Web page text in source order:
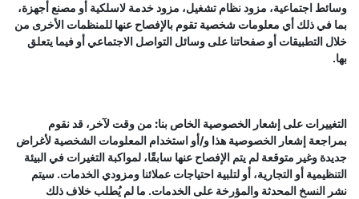
وسائط اجتماعية، مزود نظام تشغيل، مزود خدمة لاسلكية أو مصنع أجهزة،
بما في ذلك أي معلومات شخصية تقوم بالإفصاح عنها للمنظمات الأخرى من
خلال التطبيقات أو صفحاتنا على وسائل التواصل الاجتماعي أو فيما يتعلق
بها.
التغييرات على إشعار الخصوصية الخاص بنا: من وقت لآخر، قد نقوم
بمراجعة إشعار الخصوصية هذا و/أو استخدام المعلومات الشخصية لأغراض
جديدة وغير متوقعة لم يتم الإفصاح عنها سابقًا، لمواكبة التغيرات في البيئة
التنظيمية أو التجارية، أو لتلبية احتياجات عملائنا ومزودي الخدمات. سيتم
نشر النسخ المحدثة والمؤرخة على الخدمات. ما لم يُطلب خلاف ذلك